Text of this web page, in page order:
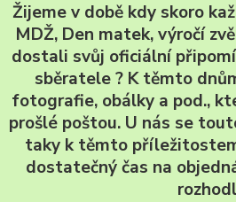
Žijeme v době kdy skoro
MDŽ, Den matek, výročí
dostali svůj oficiální
sběratele ? K těmto
fotografie, obálky a pod.,
prošlé poštou. U nás se
taky k těmto
dostatečný čas na